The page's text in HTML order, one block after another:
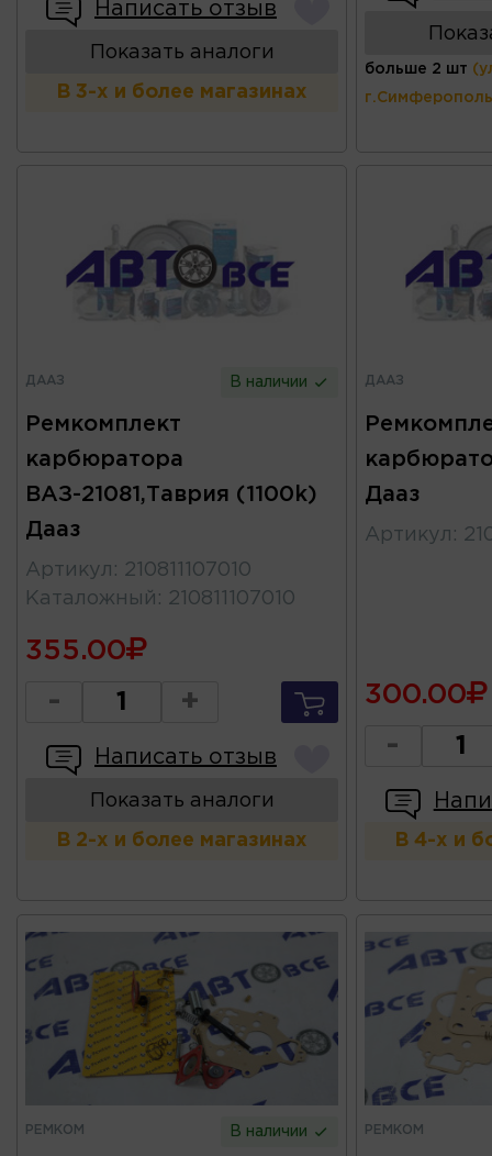
Написать отзыв
Показать аналоги
В 3-х и более магазинах
больше 2 шт
ДААЗ В наличии
Ремкомплект
карбюратора
ВАЗ-21081,Таврия (1100k)
Дааз
Артикул : 210811107010
Каталожный : 210811107010
355.00
- +
Написать отзыв
Показать аналоги
В 2-х и более магазинах
ДААЗ
Дааз
Артикул :
300.00
-
В 4-х и
РЕМКОМ В наличии РЕМКОМ